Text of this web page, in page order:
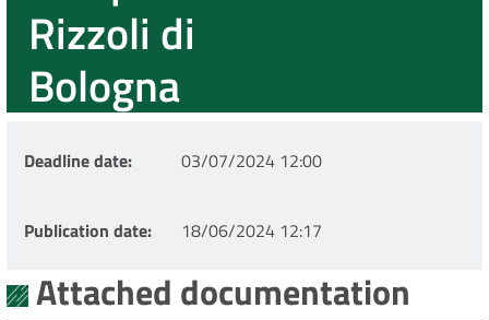
Rizzoli di
Bologna
Deadline date 03/07/2024 12:00
Publication date 18/06/2024 12:17
Attached documentation